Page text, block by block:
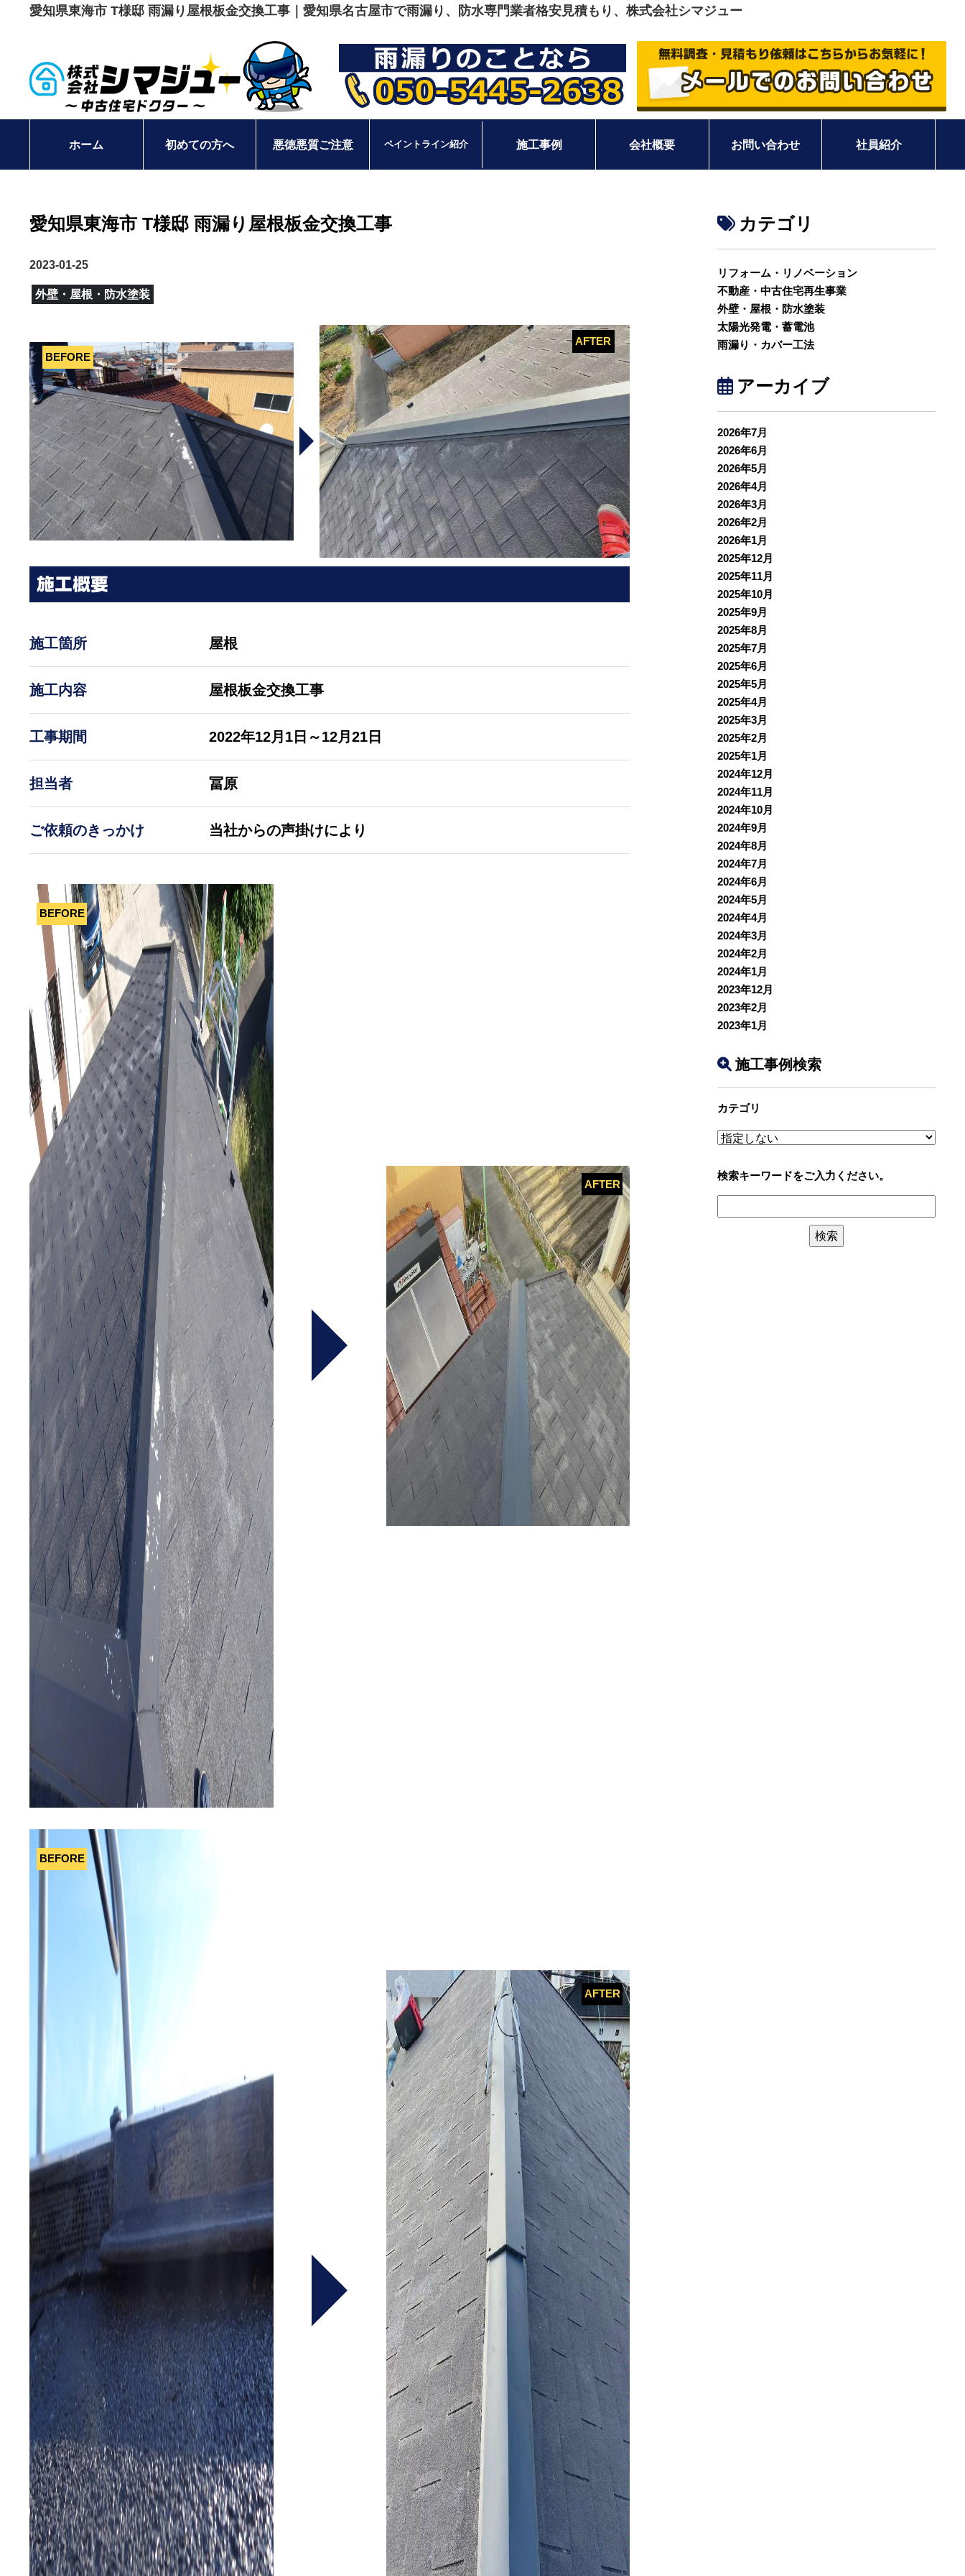
愛知県東海市 T様邸 雨漏り屋根板金交換工事｜愛知県名古屋市で雨漏り、防水専門業者格安見積もり、株式会社シマジュー
ホーム 初めての方へ 悪徳悪質ご注意 ペイントライン紹介 施工事例 会社概要 お問い合わせ 社員紹介
愛知県東海市 T様邸 雨漏り屋根板金交換工事
2023-01-25
外壁・屋根・防水塗装
施工概要
施工箇所 屋根
施工内容 屋根板金交換工事
工事期間 2022年12月1日～12月21日
担当者 冨原
ご依頼のきっかけ 当社からの声掛けにより
カテゴリ
リフォーム・リノベーション
不動産・中古住宅再生事業
外壁・屋根・防水塗装
太陽光発電・蓄電池
雨漏り・カバー工法
アーカイブ
2026年7月
2026年6月
2026年5月
2026年4月
2026年3月
2026年2月
2026年1月
2025年12月
2025年11月
2025年10月
2025年9月
2025年8月
2025年7月
2025年6月
2025年5月
2025年4月
2025年3月
2025年2月
2025年1月
2024年12月
2024年11月
2024年10月
2024年9月
2024年8月
2024年7月
2024年6月
2024年5月
2024年4月
2024年3月
2024年2月
2024年1月
2023年12月
2023年2月
2023年1月
施工事例検索
カテゴリ
検索キーワードをご入力ください。